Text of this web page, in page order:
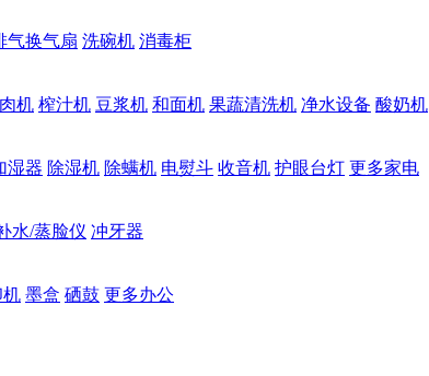
气换气扇 洗碗机 消毒柜
机 榨汁机 豆浆机 和面机 果蔬清洗机 净水设备 酸奶机
湿器 除湿机 除螨机 电熨斗 收音机 护眼台灯 更多家电
水/蒸脸仪 冲牙器
机 墨盒 硒鼓 更多办公